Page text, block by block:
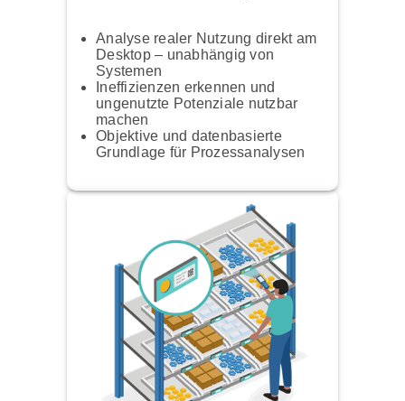
Analyse realer Nutzung direkt am
Desktop – unabhängig von
Systemen
Ineffizienzen erkennen und
ungenutzte Potenziale nutzbar
machen
Objektive und datenbasierte
Grundlage für Prozessanalysen